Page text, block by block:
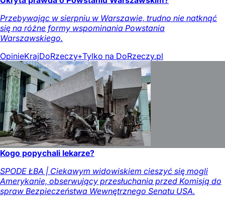
Przebywając w sierpniu w Warszawie, trudno nie natknąć
się na różne formy wspominania Powstania
Warszawskiego.
OpinieKrajDoRzeczy+Tylko na DoRzeczy.pl
Kogo popychali lekarze?
SPODE ŁBA | Ciekawym widowiskiem cieszyć się mogli
Amerykanie, obserwujący przesłuchania przed Komisją do
spraw Bezpieczeństwa Wewnętrznego Senatu USA.